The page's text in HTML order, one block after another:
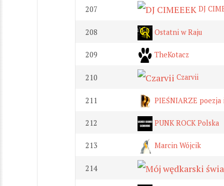
207 DJ
208 Ostatni w Raju
209 TheKotacz
210 Czarvii
211 PIEŚNIARZE poezja
212 PUNK ROCK Polska
213 Marcin Wójcik
214